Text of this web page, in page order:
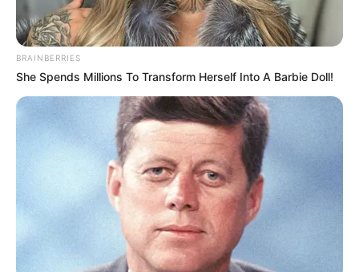
BRAINBERRIES
She Spends Millions To Transform Herself Into A Barbie Doll!